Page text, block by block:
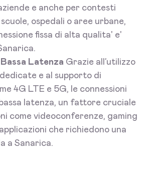
e anche per contesti
ospedali o aree urbane,
fissa di alta qualita' e'
Latenza Grazie all’utilizzo
e al supporto di
4G LTE e 5G, le connessioni
latenza, un fattore cruciale
come videoconferenze, gaming
che richiedono una
a Sanarica.